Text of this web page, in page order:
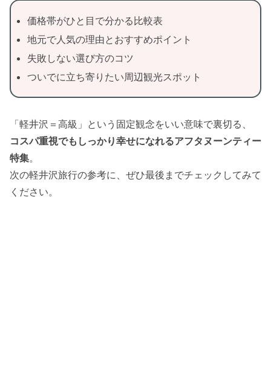
価格帯がひと目で分かる比較表
地元で人気の理由とおすすめポイント
失敗しない選び方のコツ
ついでに立ち寄りたい周辺観光スポット
「軽井沢＝高級」という固定観念をいい意味で裏切る、
コスパ重視でもしっかり幸せになれるアフタヌーンティー
特集。
次の軽井沢旅行の参考に、ぜひ最後までチェックしてみて
ください。